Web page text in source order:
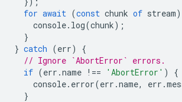
for await (const chunk of stream)
console. log(chunk);
}
} catch (err)
{
// Ignore `AbortError` errors.
if (err .name !== 'AbortError' )
{
console. error(err .name, err .
}